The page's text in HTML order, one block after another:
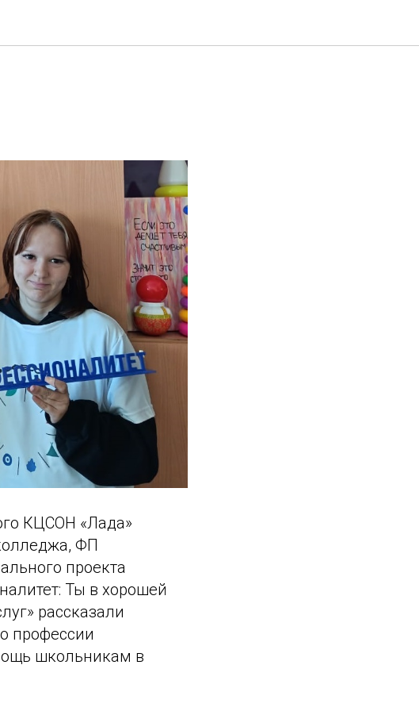
КЦСОН «Лада»
ФП
проекта
Ты в хорошей
рассказали
профессии
школьникам в